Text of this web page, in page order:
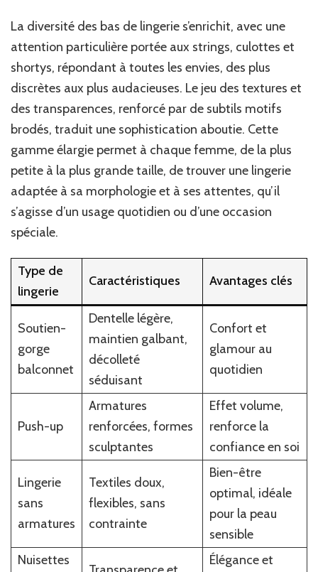
La diversité des bas de lingerie s’enrichit, avec une
attention particulière portée aux strings, culottes et
shortys, répondant à toutes les envies, des plus
discrètes aux plus audacieuses. Le jeu des textures et
des transparences, renforcé par de subtils motifs
brodés, traduit une sophistication aboutie. Cette
gamme élargie permet à chaque femme, de la plus
petite à la plus grande taille, de trouver une lingerie
adaptée à sa morphologie et à ses attentes, qu’il
s’agisse d’un usage quotidien ou d’une occasion
spéciale.
Type de
lingerie
Caractéristiques Avantages clés
Soutien-
gorge
balconnet
Dentelle légère,
maintien galbant,
décolleté
séduisant
Confort et
glamour au
quotidien
Push-up
Armatures
renforcées, formes
sculptantes
Effet volume,
renforce la
confiance en soi
Lingerie
sans
armatures
Textiles doux,
flexibles, sans
contrainte
Bien-être
optimal, idéale
pour la peau
sensible
Nuisettes
Élégance et